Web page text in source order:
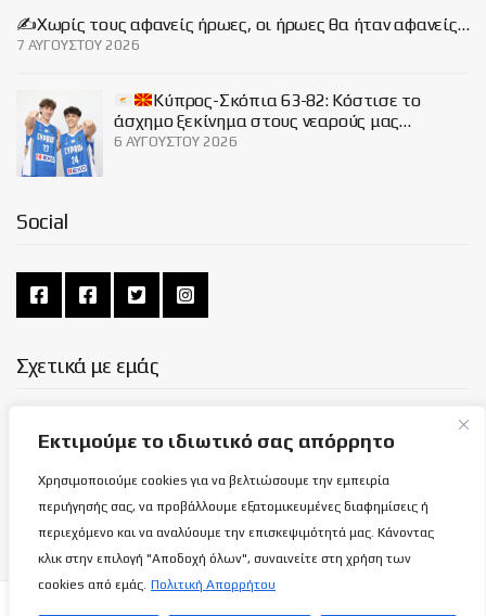
Εκτιμούμε το ιδιωτικό σας απόρρητο
Χρησιμοποιούμε cookies για να βελτιώσουμε την εμπειρία
περιήγησής σας, να προβάλλουμε εξατομικευμένες διαφημίσεις ή
περιεχόμενο και να αναλύουμε την επισκεψιμότητά μας. Κάνοντας
κλικ στην επιλογή "Αποδοχή όλων", συναινείτε στη χρήση των
cookies από εμάς. Πολιτική Απορρήτου
✍️Χωρίς τους αφανείς ήρωες, οι ήρωες θα ήταν αφανείς…
7 ΑΥΓΟΎΣΤΟΥ 2026
Κύπρος-Σκόπια 63-82: Κόστισε το
άσχημο ξεκίνημα στους νεαρούς μας…
6 ΑΥΓΟΎΣΤΟΥ 2026
Social
Σχετικά με εμάς
ΠΟΛΙΤΙΚΉ ΑΠΟΡΡΉΤΟΥ
ΕΠΙΚΟΙΝΩΝΊΑ